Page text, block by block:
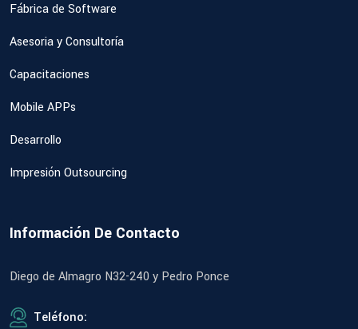
Fábrica de Software
Asesoria y Consultoría
Capacitaciones
Mobile APPs
Desarrollo
Impresión Outsourcing
Información De Contacto
Diego de Almagro N32-240 y Pedro Ponce
Teléfono: